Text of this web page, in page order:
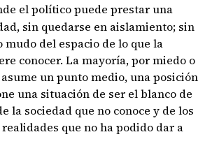
el político puede prestar una
sin quedarse en aislamiento; sin
del espacio de lo que la
conocer. La mayoría, por miedo o
un punto medio, una posición
una situación de ser el blanco de
la sociedad que no conoce y de los
que no ha podido dar a